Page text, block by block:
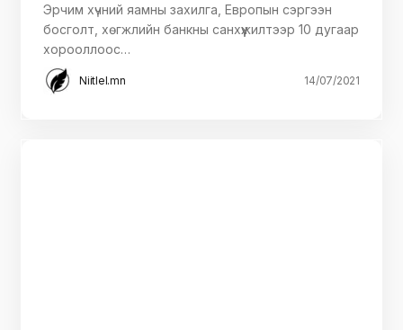
Эрчим хүчний яамны захилга, Европын сэргээн
босголт, хөгжлийн банкны санхүүжилтээр 10 дугаар
хорооллоос…
Niitlel.mn 14/07/2021